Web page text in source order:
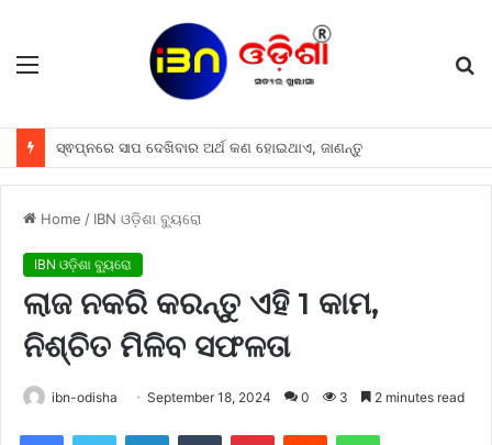
Menu
ସ୍ଵପ୍ନରେ ସାପ ଦେଖିବାର ଅର୍ଥ କଣ ହୋଇଥାଏ, ଜାଣନ୍ତୁ
Home / IBN ଓଡ଼ିଶା ବ୍ୟୁରୋ
IBN ଓଡ଼ିଶା ବ୍ୟୁରୋ
ଲାଜ ନକରି କରନ୍ତୁ ଏହି 1 କାମ,
ନିଶ୍ଚିତ ମିଳିବ ସଫଳତା
ibn-odisha September 18, 2024 0 3 2 minutes read
FacebookTwitter LinkedInTumblr PinterestReddit WhatsApp